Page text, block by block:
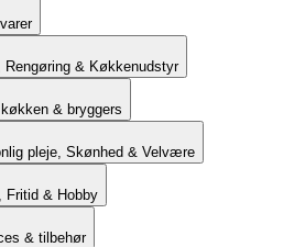
Rengøring & Køkkenudstyr
& bryggers
pleje, Skønhed & Velvære
Fritid & Hobby
& tilbehør